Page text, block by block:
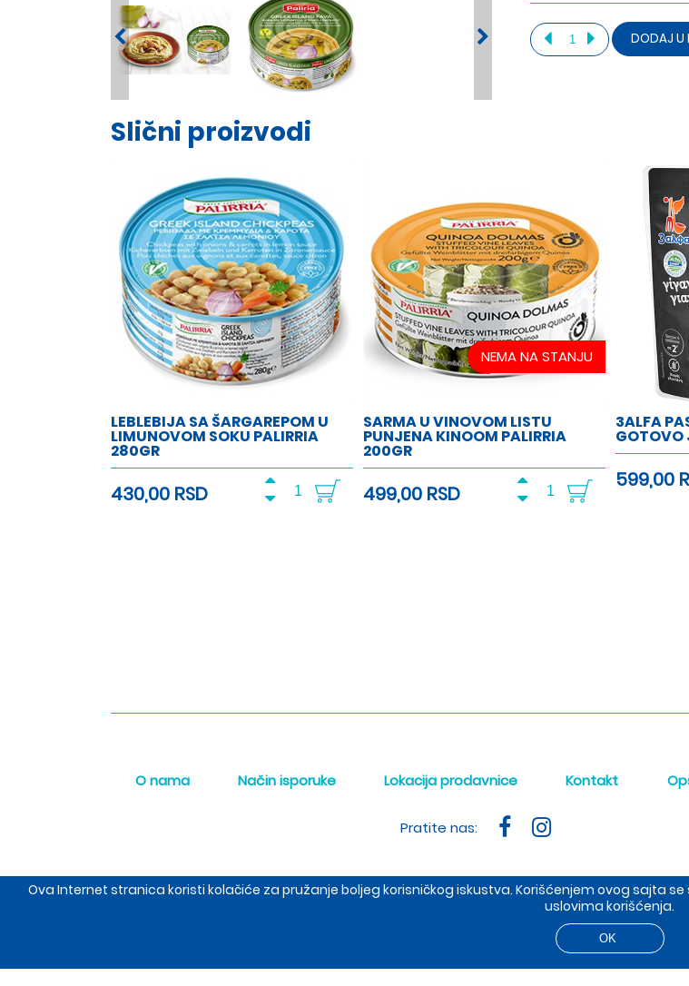
Ova Internet stranica koristi kolačiće za pružanje boljeg korisničkog iskustva. Korišćenjem ovog sajta
uslovima korišćenja.
DODAJ U
Slični proizvodi
LEBLEBIJA SA ŠARGAREPOM U
LIMUNOVOM SOKU PALIRRIA
280GR
430,00 RSD
NEMA NA STANJU
SARMA U VINOVOM LISTU
PUNJENA KINOOM PALIRRIA
200GR
499,00 RSD
3ALFA
GOTOVO
599,00
O nama Način isporuke Lokacija prodavnice Kontakt
Pratite nas:
The Meraki d.o.o. sedište: Dobropoljska 37, prodavnica: Cetinjska